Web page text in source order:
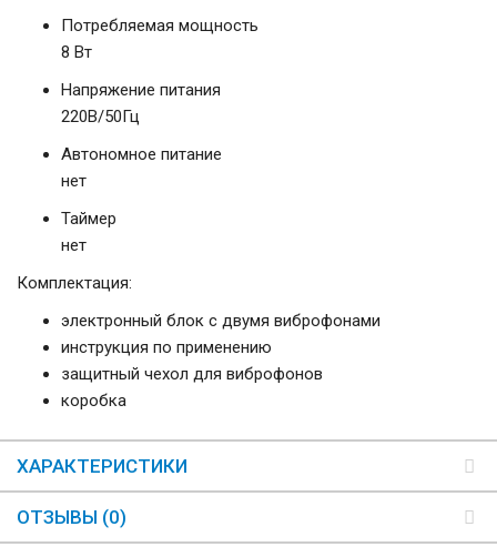
Потребляемая мощность
8 Вт
Напряжение питания
220В/50Гц
Автономное питание
нет
Таймер
нет
Комплектация:
электронный блок с двумя виброфонами
инструкция по применению
защитный чехол для виброфонов
коробка
ХАРАКТЕРИСТИКИ
ОТЗЫВЫ (0)